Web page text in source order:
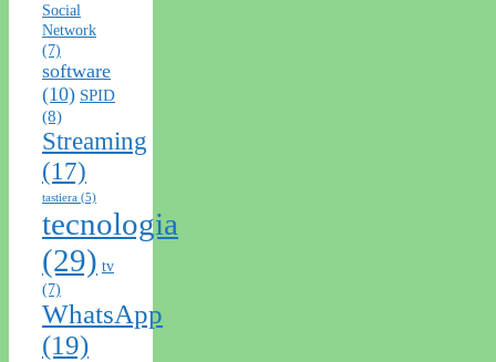
Social
Network
(7)
software
(10) SPID
(8)
Streaming
(17)
tastiera (5)
tecnologia
(29) tv
(7)
WhatsApp
(19)